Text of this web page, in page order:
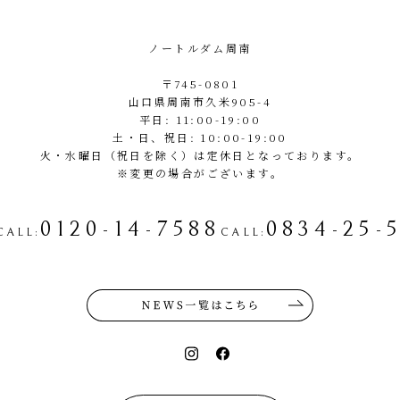
ノートルダム周南
〒745-0801
山口県周南市久米905-4
平日: 11:00-19:00
土・日、祝日: 10:00-19:00
火・水曜日（祝日を除く）は定休日となっております。
※変更の場合がございます。
: 0120-14-7588 CALL : 0834-25-